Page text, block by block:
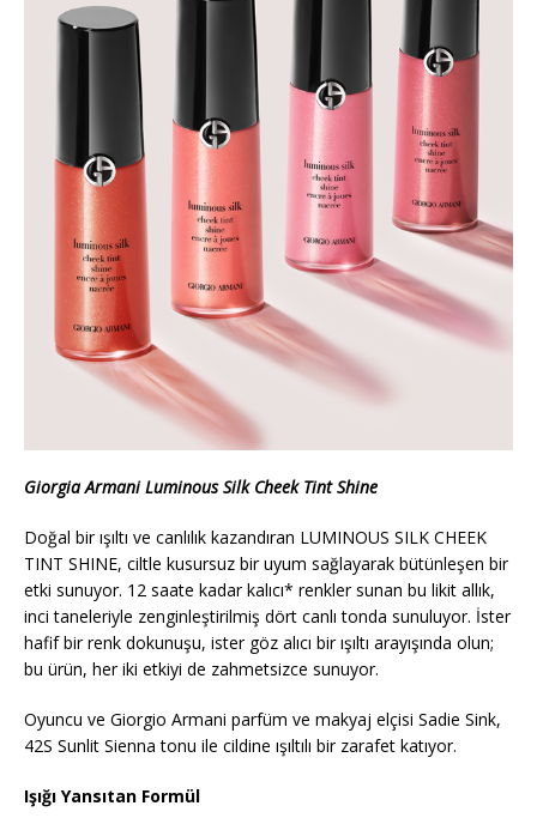
Giorgia Armani Luminous Silk Cheek Tint Shine
Doğal bir ışıltı ve canlılık kazandıran LUMINOUS SILK CHEEK
TINT SHINE, ciltle kusursuz bir uyum sağlayarak bütünleşen bir
etki sunuyor. 12 saate kadar kalıcı* renkler sunan bu likit allık,
inci taneleriyle zenginleştirilmiş dört canlı tonda sunuluyor. İster
hafif bir renk dokunuşu, ister göz alıcı bir ışıltı arayışında olun;
bu ürün, her iki etkiyi de zahmetsizce sunuyor.
Oyuncu ve Giorgio Armani parfüm ve makyaj elçisi Sadie Sink,
42S Sunlit Sienna tonu ile cildine ışıltılı bir zarafet katıyor.
Işığı Yansıtan Formül